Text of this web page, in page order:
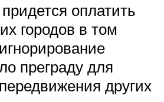
оплатить
городов в том
преграду для
других